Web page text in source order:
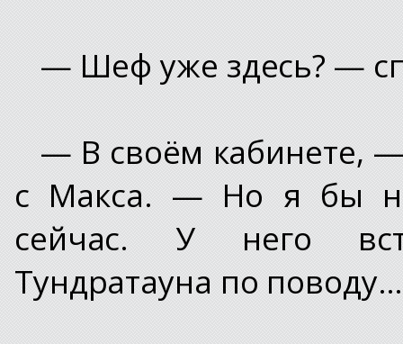
— Шеф уже здесь? —
— В своём кабинете, —
с Макса. — Но я бы не
сейчас. У него
Тундратауна по поводу…